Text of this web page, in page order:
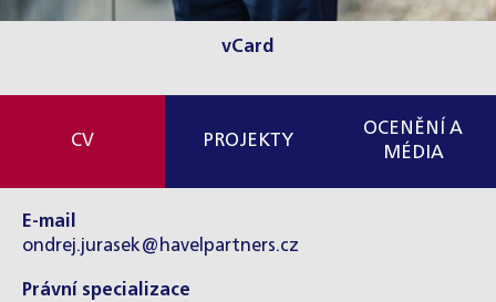
vCard
CV PROJEKTY
OCENĚNÍ A
MÉDIA
E-mail
ondrej.jurasek@havelpartners.cz
Právní specializace